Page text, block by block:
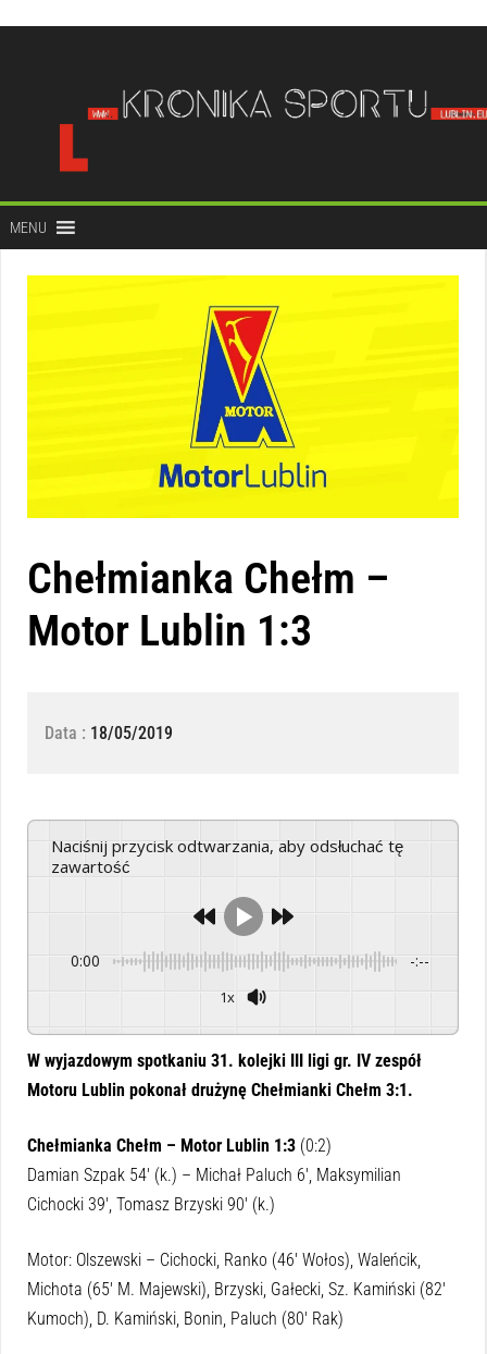
treści
MENU
Chełmianka Chełm –
Motor Lublin 1:3
Data : 18/05/2019
Naciśnij przycisk odtwarzania, aby odsłuchać tę
zawartość
0:00 -:--
1x
W wyjazdowym spotkaniu 31. kolejki III ligi gr. IV zespół
Motoru Lublin pokonał drużynę Chełmianki Chełm 3:1.
Chełmianka Chełm – Motor Lublin 1:3 (0:2)
Damian Szpak 54′ (k.) – Michał Paluch 6′, Maksymilian
Cichocki 39′, Tomasz Brzyski 90′ (k.)
Motor: Olszewski – Cichocki, Ranko (46′ Wołos), Waleńcik,
Michota (65′ M. Majewski), Brzyski, Gałecki, Sz. Kamiński (82′
Kumoch), D. Kamiński, Bonin, Paluch (80′ Rak)